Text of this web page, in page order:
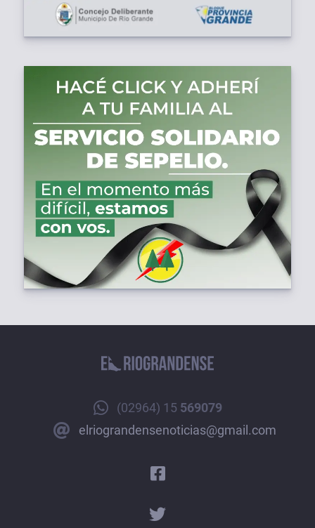
(02964) 15 569079
elriograndensenoticias@gmail.com